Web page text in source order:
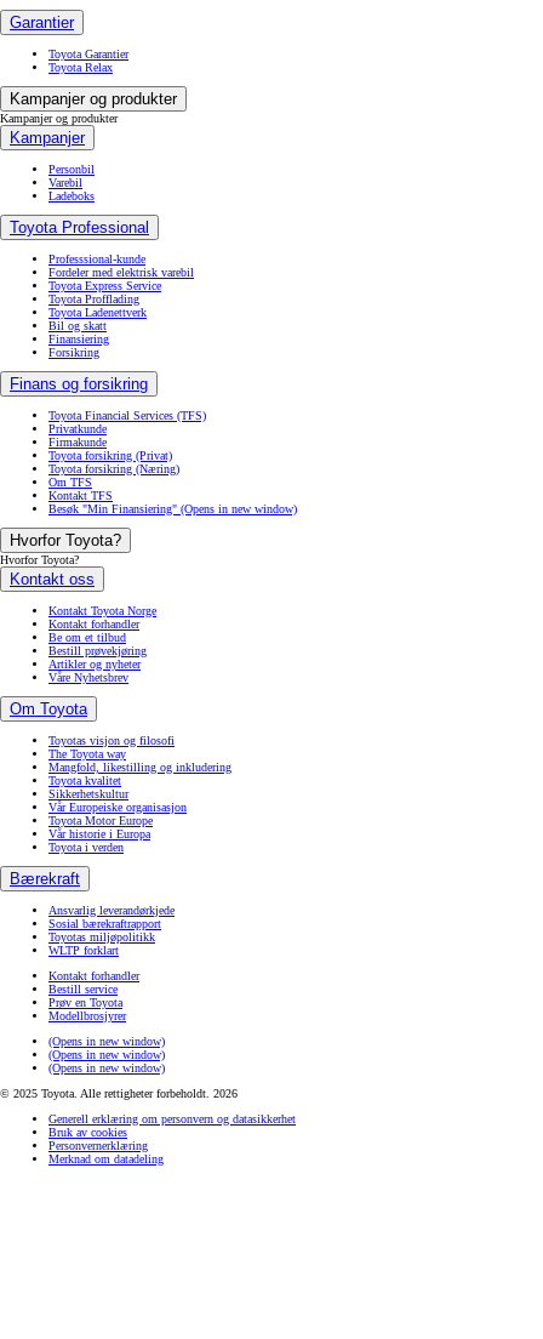
Garantier
Toyota Garantier
Toyota Relax
Kampanjer og produkter
Kampanjer og produkter
Kampanjer
Personbil
Varebil
Ladeboks
Toyota Professional
Professsional-kunde
Fordeler med elektrisk varebil
Toyota Express Service
Toyota Profflading
Toyota Ladenettverk
Bil og skatt
Finansiering
Forsikring
Finans og forsikring
Toyota Financial Services (TFS)
Privatkunde
Firmakunde
Toyota forsikring (Privat)
Toyota forsikring (Næring)
Om TFS
Kontakt TFS
Besøk "Min Finansiering" (Opens in new window)
Hvorfor Toyota?
Hvorfor Toyota?
Kontakt oss
Kontakt Toyota Norge
Kontakt forhandler
Be om et tilbud
Bestill prøvekjøring
Artikler og nyheter
Våre Nyhetsbrev
Om Toyota
Toyotas visjon og filosofi
The Toyota way
Mangfold, likestilling og inkludering
Toyota kvalitet
Sikkerhetskultur
Vår Europeiske organisasjon
Toyota Motor Europe
Vår historie i Europa
Toyota i verden
Bærekraft
Ansvarlig leverandørkjede
Sosial bærekraftrapport
Toyotas miljøpolitikk
WLTP forklart
Kontakt forhandler
Bestill service
Prøv en Toyota
Modellbrosjyrer
(Opens in new window)
(Opens in new window)
(Opens in new window)
© 2025 Toyota. Alle rettigheter forbeholdt. 2026
Generell erklæring om personvern og datasikkerhet
Bruk av cookies
Personvernerklæring
Merknad om datadeling